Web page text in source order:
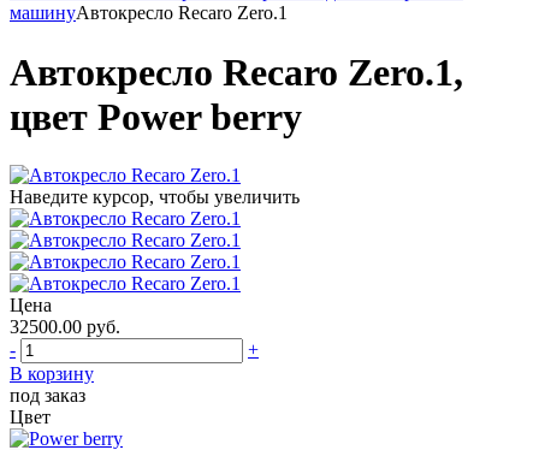
машинуАвтокресло Recaro Zero.1
Автокресло Recaro Zero.1,
цвет Power berry
Наведите курсор, чтобы увеличить
Цена
32500.00 руб.
-
+
В корзину
под заказ
Цвет